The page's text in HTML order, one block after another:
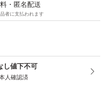
・匿名配送
者に支払われます
し値下不可
人確認済